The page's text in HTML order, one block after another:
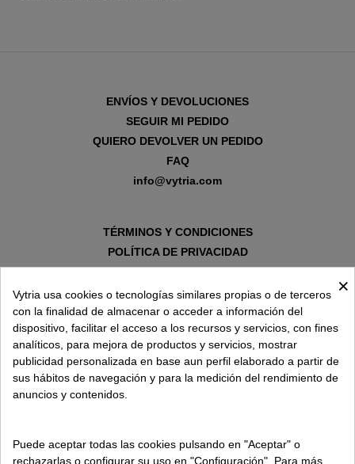
ENVÍOS Y DEVOLUCIONES
SEGUIR MI PEDIDO
QUIERO DEVOLVER UN PEDIDO
FAQ
info@vytria.com
TÉRMINOS Y CONDICIONES
POLÍTICA DE PRIVACIDAD
AVISO LEGAL
POLÍTICA DE COOKIES
SOBRE VYTRIA
×
Vytria usa cookies o tecnologías similares propias o de terceros
con la finalidad de almacenar o acceder a información del
dispositivo, facilitar el acceso a los recursos y servicios, con fines
analíticos, para mejora de productos y servicios, mostrar
publicidad personalizada en base aun perfil elaborado a partir de
sus hábitos de navegación y para la medición del rendimiento de
anuncios y contenidos.
Puede aceptar todas las cookies pulsando en "Aceptar" o
rechazarlas o configurar su uso en "Configuración". Para más